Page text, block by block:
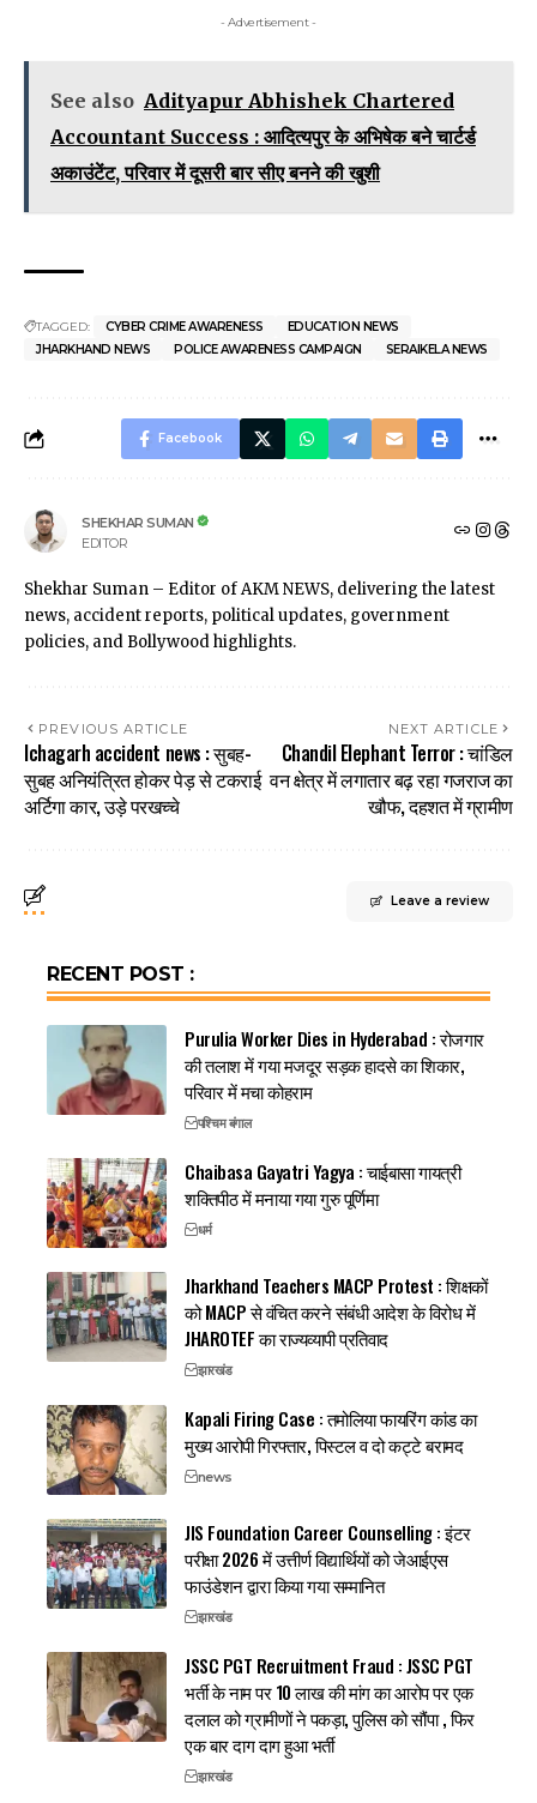
- Advertisement -
See also Adityapur Abhishek Chartered
Accountant Success : आदित्यपुर के अभिषेक बने चार्टर्ड
अकाउंटेंट, परिवार में दूसरी बार सीए बनने की खुशी
TAGGED: CYBER CRIME AWARENESS
EDUCATION NEWS
JHARKHAND NEWS
POLICE AWARENESS CAMPAIGN SERAIKELA NEWS
Facebook
SHEKHAR SUMAN
EDITOR
Shekhar Suman – Editor of AKM NEWS, delivering the latest
news, accident reports, political updates, government
policies, and Bollywood highlights.
PREVIOUS ARTICLE
Ichagarh accident news : सुबह-
सुबह अनियंत्रित होकर पेड़ से टकराई
अर्टिगा कार, उड़े परखच्चे
NEXT ARTICLE
Chandil Elephant Terror : चांडिल
वन क्षेत्र में लगातार बढ़ रहा गजराज का
खौफ, दहशत में ग्रामीण
Leave a review
RECENT POST :
Purulia Worker Dies in Hyderabad : रोजगार
की तलाश में गया मजदूर सड़क हादसे का शिकार,
परिवार में मचा कोहराम
पश्चिम बंगाल
Chaibasa Gayatri Yagya : चाईबासा गायत्री
शक्तिपीठ में मनाया गया गुरु पूर्णिमा
धर्म
Jharkhand Teachers MACP Protest : शिक्षकों
को MACP से वंचित करने संबंधी आदेश के विरोध में
JHAROTEF का राज्यव्यापी प्रतिवाद
झारखंड
Kapali Firing Case : तमोलिया फायरिंग कांड का
मुख्य आरोपी गिरफ्तार, पिस्टल व दो कट्टे बरामद
news
JIS Foundation Career Counselling : इंटर
परीक्षा 2026 में उत्तीर्ण विद्यार्थियों को जेआईएस
फाउंडेशन द्वारा किया गया सम्मानित
झारखंड
JSSC PGT Recruitment Fraud : JSSC PGT
भर्ती के नाम पर 10 लाख की मांग का आरोप पर एक
दलाल को ग्रामीणों ने पकड़ा, पुलिस को सौंपा , फिर
एक बार दाग दाग हुआ भर्ती
झारखंड